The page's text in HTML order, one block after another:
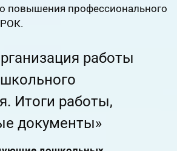
повышения профессионального
работы
Итоги работы,
документы»